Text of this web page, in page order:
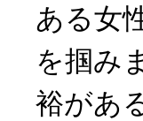
ある女
を掴み
裕があ